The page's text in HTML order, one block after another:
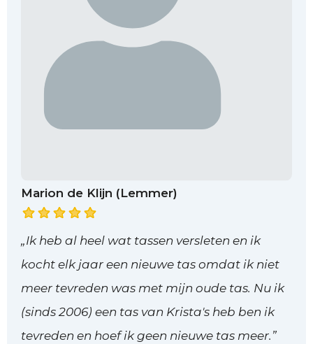
Marion de Klijn (Lemmer)
„Ik heb al heel wat tassen versleten en ik
kocht elk jaar een nieuwe tas omdat ik niet
meer tevreden was met mijn oude tas. Nu ik
(sinds 2006) een tas van Krista's heb ben ik
tevreden en hoef ik geen nieuwe tas meer.”